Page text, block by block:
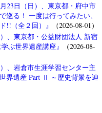
23日（日）、東京都・府中市
巡る！ 一度は行ってみたい、
!!（全２回）』
（2026-08-01）
、東京都・公益財団法人 新宿
ぶ世界遺産講座』
（2026-08-
、岩倉市生涯学習センター主
界遺産 Part Ⅱ ～歴史背景を辿